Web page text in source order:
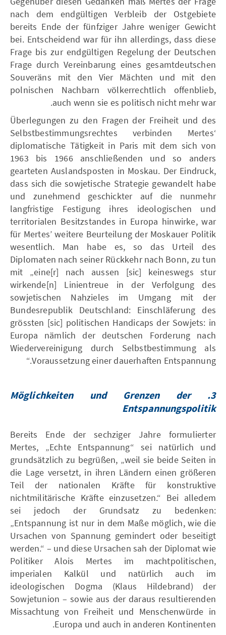
nach dem endgültigen Verbleib der Ostgebiete
bereits Ende der fünfziger Jahre weniger Gewicht
bei. Entscheidend war für ihn allerdings, dass diese
Frage bis zur endgültigen Regelung der Deutschen
Frage durch Vereinbarung eines gesamtdeutschen
Souveräns mit den Vier Mächten und mit den
polnischen Nachbarn völkerrechtlich offenblieb,
auch wenn sie es politisch nicht mehr war.
Überlegungen zu den Fragen der Freiheit und des
Selbstbestimmungsrechtes verbinden Mertes‘
diplomatische Tätigkeit in Paris mit dem sich von
1963 bis 1966 anschließenden und so anders
gearteten Auslandsposten in Moskau. Der Eindruck,
dass sich die sowjetische Strategie gewandelt habe
und zunehmend geschickter auf die nunmehr
langfristige Festigung ihres ideologischen und
territorialen Besitzstandes in Europa hinwirke, war
für Mertes’ weitere Beurteilung der Moskauer Politik
wesentlich. Man habe es, so das Urteil des
Diplomaten nach seiner Rückkehr nach Bonn, zu tun
mit „eine[r] nach aussen [sic] keineswegs stur
wirkende[n] Linientreue in der Verfolgung des
sowjetischen Nahzieles im Umgang mit der
Bundesrepublik Deutschland: Einschläferung des
grössten [sic] politischen Handicaps der Sowjets: in
Europa nämlich der deutschen Forderung nach
Wiedervereinigung durch Selbstbestimmung als
Voraussetzung einer dauerhaften Entspannung.“
3.
Möglichkeiten und Grenzen der
Entspannungspolitik
Bereits Ende der sechziger Jahre formulierter
Mertes, „Echte Entspannung“ sei natürlich und
grundsätzlich zu begrüßen, „weil sie beide Seiten in
die Lage versetzt, in ihren Ländern einen größeren
Teil der nationalen Kräfte für konstruktive
nichtmilitärische Kräfte einzusetzen.“ Bei alledem
sei jedoch der Grundsatz zu bedenken:
„Entspannung ist nur in dem Maße möglich, wie die
Ursachen von Spannung gemindert oder beseitigt
werden.“ – und diese Ursachen sah der Diplomat wie
Politiker Alois Mertes im machtpolitischen,
imperialen Kalkül und natürlich auch im
ideologischen Dogma (Klaus Hildebrand) der
Sowjetunion – sowie aus der daraus resultierenden
Missachtung von Freiheit und Menschenwürde in
Europa und auch in anderen Kontinenten.